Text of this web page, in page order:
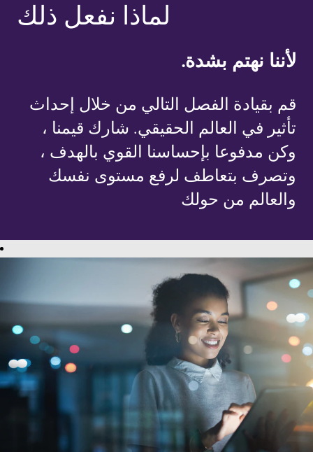
لماذا نفعل ذلك
لأننا نهتم بشدة.
قم بقيادة الفصل التالي من خلال إحداث
تأثير في العالم الحقيقي. شارك قيمنا ،
وكن مدفوعا بإحساسنا القوي بالهدف ،
وتصرف بتعاطف لرفع مستوى نفسك
والعالم من حولك